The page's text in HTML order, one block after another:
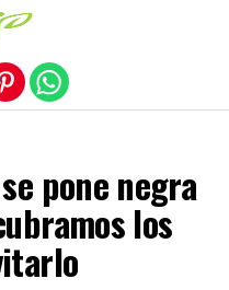
pone negra
los
móvil